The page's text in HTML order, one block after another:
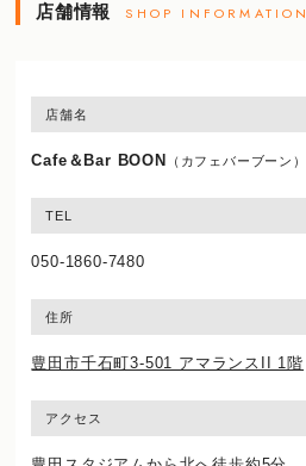
店舗情報 SHOP INFORMATION
店舗名
Cafe＆Bar BOON （カフェバーブーン）
TEL
050-1860-7480
住所
豊田市千石町3-501 アマランスII 1階
アクセス